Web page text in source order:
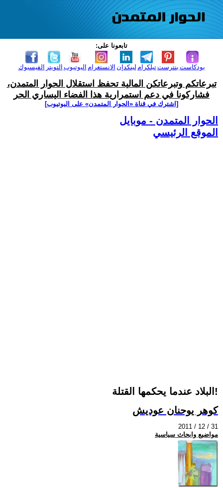
تابعونا على:
الفيسبوك التويتر اليوتيوب الانستغرام لينكدإن تيلكرامبنترست بودكاست
تبرعاتكم وتبرعاتكن المالية تحفظ استقلال الحوار المتمدن،
فشاركونا في دعم استمرارية هذا الفضاء اليساري الحر
[اشترك في قناة ‫«الحوار المتمدن» على اليوتيوب]
الحوار المتمدن - موبايل
الموقع الرئيسي
البلاد عندما يحكمها القتلة!
كوهر يوحنان عوديش
2011 / 12 / 31
مواضيع وابحاث سياسية